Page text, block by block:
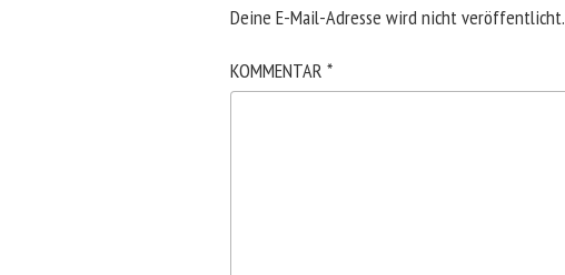
Deine E-Mail-Adresse wird nicht veröffentlicht.
KOMMENTAR *